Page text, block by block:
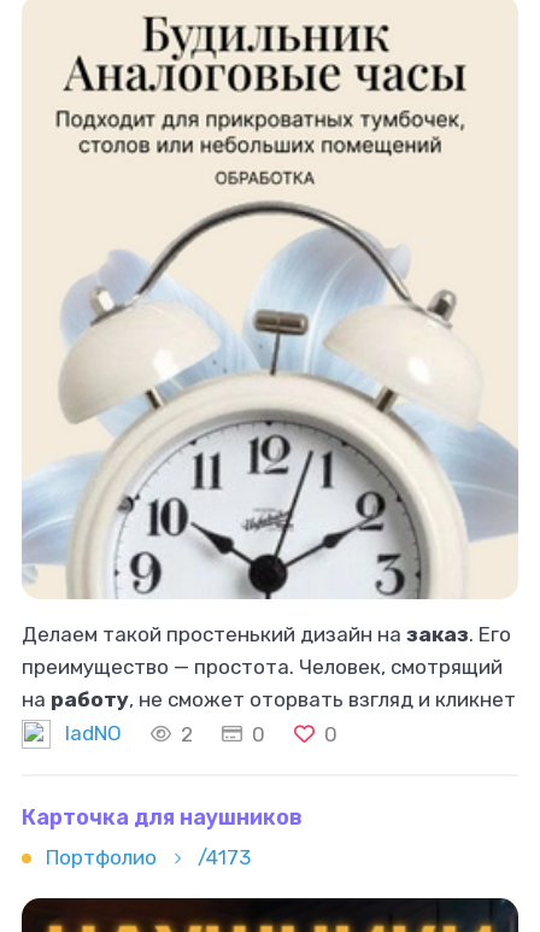
Делаем такой простенький дизайн на заказ. Его
преимущество — простота. Человек, смотрящий
на работу, не сможет оторвать взгляд и кликнет
на ваш товар. Самая легкая обработка за
ladNO 2 0 0
Карточка для наушников
Портфолио /4173